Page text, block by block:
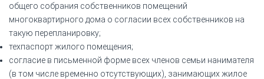
общего собрания собственников помещений
многоквартирного дома о согласии всех собственников на
такую перепланировку;
техпаспорт жилого помещения;
согласие в письменной форме всех членов семьи нанимателя
(в том числе временно отсутствующих), занимающих жилое